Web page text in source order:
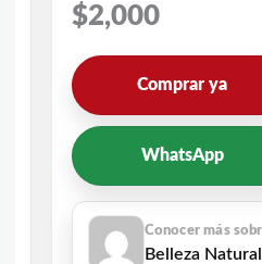
$2,000
Comprar ya
WhatsApp
Belleza Natural